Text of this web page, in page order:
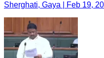
Sherghati, Gaya | Feb 19,